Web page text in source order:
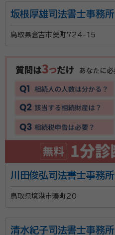
所属団体：鳥取県行政書士会
坂根厚雄司法書士事務所
鳥取県倉吉市葵町724-15
川田俊弘司法書士事務所
鳥取県境港市湊町20
清水紀子司法書士事務所